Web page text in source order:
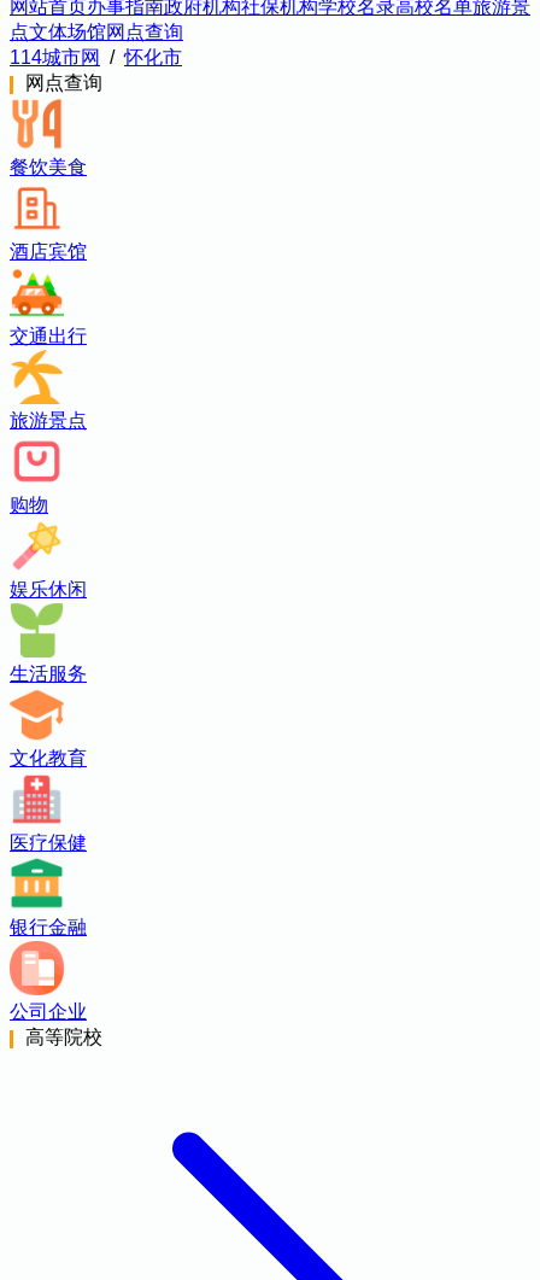
网站首页办事指南政府机构社保机构学校名录高校名单旅游景
点文体场馆网点查询
114城市网
/怀化市
网点查询
餐饮美食
酒店宾馆
交通出行
旅游景点
购物
娱乐休闲
生活服务
文化教育
医疗保健
银行金融
公司企业
高等院校